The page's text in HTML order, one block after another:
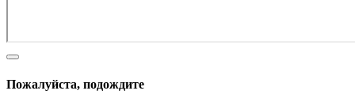
Пожалуйста, подождите